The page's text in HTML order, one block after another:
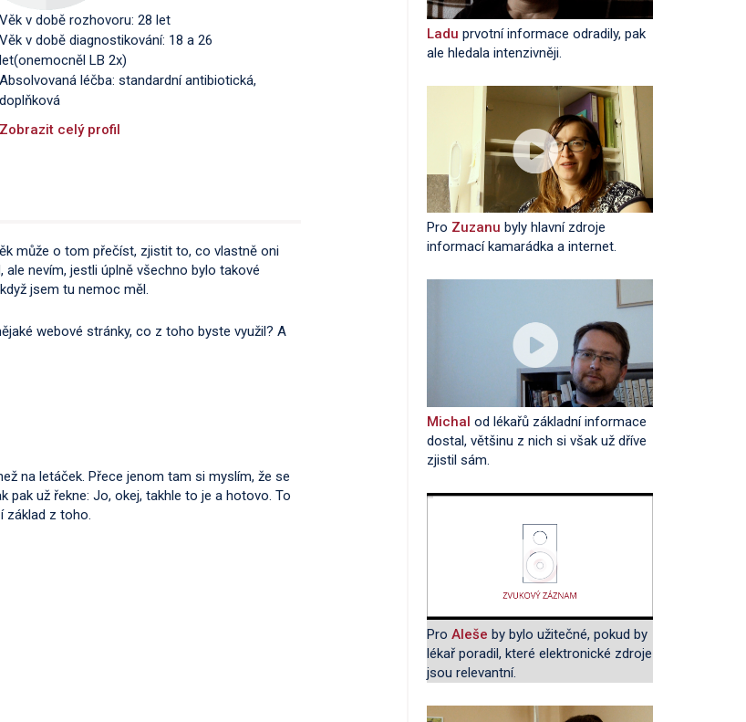
Věk v době rozhovoru: 28 let
Věk v době diagnostikování: 18 a 26
let(onemocněl LB 2x)
Absolvovaná léčba: standardní antibiotická,
doplňková
Zobrazit celý profil
může o tom přečíst, zjistit to, co vlastně oni
nevím, jestli úplně všechno bylo takové
jsem tu nemoc měl.
webové stránky, co z toho byste využil? A
na letáček. Přece jenom tam si myslím, že se
už řekne: Jo, okej, takhle to je a hotovo. To
základ z toho.
Ladu prvotní informace odradily, pak
ale hledala intenzivněji.
Pro Zuzanu byly hlavní zdroje
informací kamarádka a internet.
Michal od lékařů základní informace
dostal, většinu z nich si však už dříve
zjistil sám.
Pro Aleše by bylo užitečné, pokud by
lékař poradil, které elektronické zdroje
jsou relevantní.